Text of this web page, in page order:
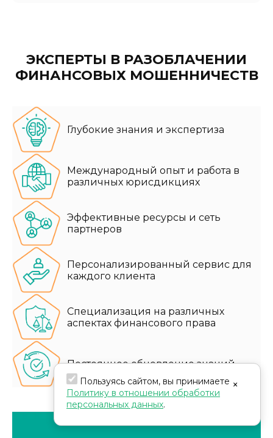
ЭКСПЕРТЫ В РАЗОБЛАЧЕНИИ
ФИНАНСОВЫХ МОШЕННИЧЕСТВ
Глубокие знания и экспертиза
Международный опыт и работа в
различных юрисдикциях
Эффективные ресурсы и сеть
партнеров
Персонализированный сервис для
каждого клиента
Специализация на различных
аспектах финансового права
Постоянное обновление знаний
×
Пользуясь сайтом, вы принимаете
Политику в отношении обработки
персональных данных.